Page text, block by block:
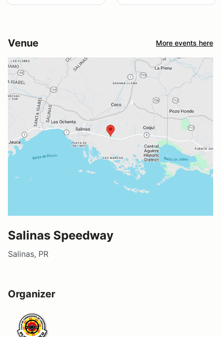
Venue More events here
Salinas Speedway
Salinas, PR
Organizer